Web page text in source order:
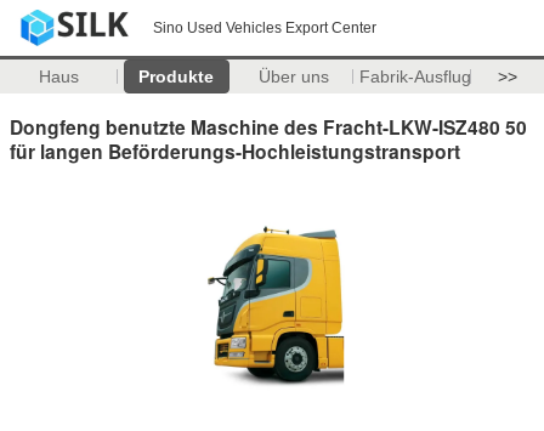
Sino Used Vehicles Export Center
Haus Produkte Über uns Fabrik-Ausflug >>
Dongfeng benutzte Maschine des Fracht-LKW-ISZ480 50
für langen Beförderungs-Hochleistungstransport